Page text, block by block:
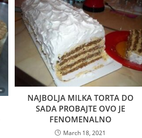
NAJBOLJA MILKA TORTA DO
SADA PROBAJTE OVO JE
FENOMENALNO
March 18, 2021